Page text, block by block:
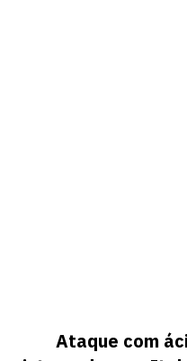
Ataque com